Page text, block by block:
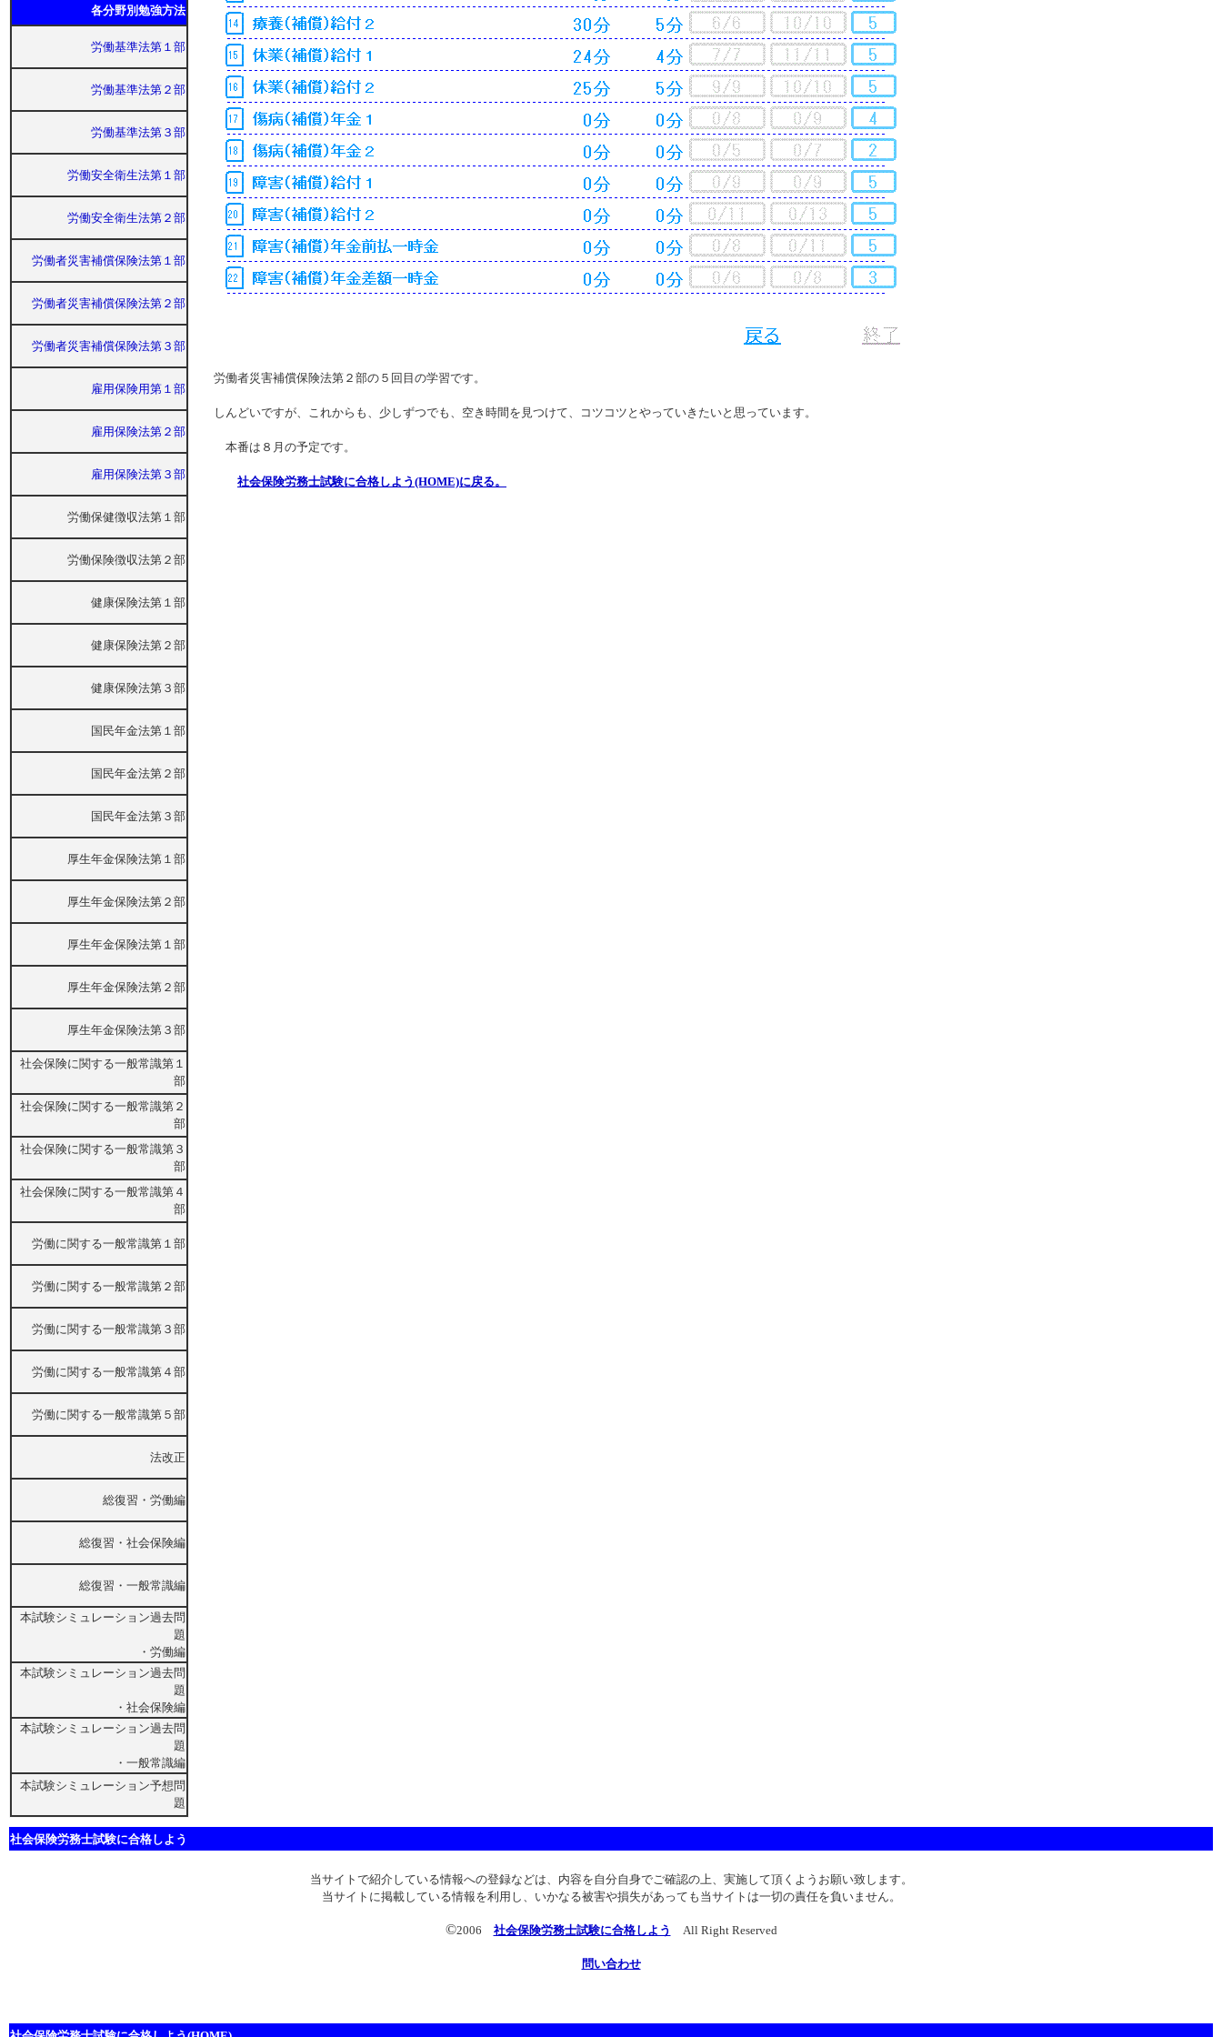
各分野別勉強方法
労働基準法第１部
労働基準法第２部
労働基準法第３部
労働安全衛生法第１部
労働安全衛生法第２部
労働者災害補償保険法第１部
労働者災害補償保険法第２部
労働者災害補償保険法第３部
雇用保険用第１部
雇用保険法第２部
雇用保険法第３部
労働保健徴収法第１部
労働保険徴収法第２部
健康保険法第１部
健康保険法第２部
健康保険法第３部
国民年金法第１部
国民年金法第２部
国民年金法第３部
厚生年金保険法第１部
厚生年金保険法第２部
厚生年金保険法第１部
厚生年金保険法第２部
厚生年金保険法第３部
社会保険に関する一般常識第１
部
社会保険に関する一般常識第２
部
社会保険に関する一般常識第３
部
社会保険に関する一般常識第４
部
労働に関する一般常識第１部
労働に関する一般常識第２部
労働に関する一般常識第３部
労働に関する一般常識第４部
労働に関する一般常識第５部
法改正
総復習・労働編
総復習・社会保険編
総復習・一般常識編
本試験シミュレーション過去問
題
・労働編
本試験シミュレーション過去問
題
・社会保険編
本試験シミュレーション過去問
題
・一般常識編
本試験シミュレーション予想問
題
労働者災害補償保険法第２部の５回目の学習です。
しんどいですが、これからも、少しずつでも、空き時間を見つけて、コツコツとやっていきたいと思っています。
本番は８月の予定です。
社会保険労務士試験に合格しよう(HOME)に戻る。
社会保険労務士試験に合格しよう
当サイトで紹介している情報への登録などは、内容を自分自身でご確認の上、実施して頂くようお願い致します。
当サイトに掲載している情報を利用し、いかなる被害や損失があっても当サイトは一切の責任を負いません。
©2006 社会保険労務士試験に合格しよう All Right Reserved
問い合わせ